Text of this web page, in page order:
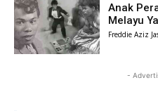
Anak
Melayu
Freddie Aziz
-